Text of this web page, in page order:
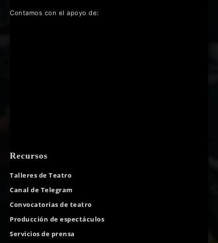
Contamos con el apoyo de:
Recursos
Talleres de Teatro
Canal de Telegram
Convocatorias de teatro
Producción de espectáculos
Servicios de prensa